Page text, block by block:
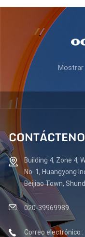
Building 4, Zone 4,
No. 1, Huangyong
Beijiao Town,
020-39969989
Correo electrónico